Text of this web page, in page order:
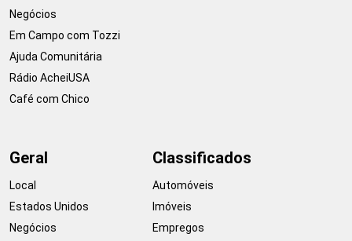
Negócios
Em Campo com Tozzi
Ajuda Comunitária
Rádio AcheiUSA
Café com Chico
Geral
Local
Estados Unidos
Negócios
Classificados
Automóveis
Imóveis
Empregos